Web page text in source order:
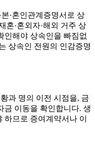
·혼인관계증명서로 상
혼·혼외자·해외 거주 상
인해야 상속인을 빠짐없
상속인 전원의 인감증명
과 명의 이전 시점을, 금
금 이동을 확인합니다. 생
므로 증여계약서나 이